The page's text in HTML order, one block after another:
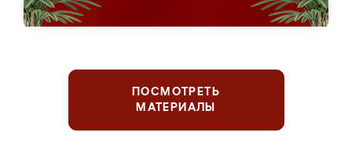
ПОСМОТРЕТЬ
МАТЕРИАЛЫ